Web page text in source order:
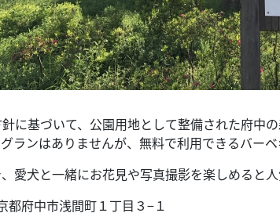
に基づいて、公園用地として整備された府中
ランはありませんが、無料で利用できるバー
愛犬と一緒にお花見や写真撮影を楽しめると人
都府中市浅間町１丁目３−１